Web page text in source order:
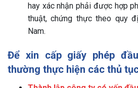
hay xác nhận phải được hợp
thuật, chứng thực theo quy
Nam.
Để xin cấp giấy phép
thường thực hiện các thủ